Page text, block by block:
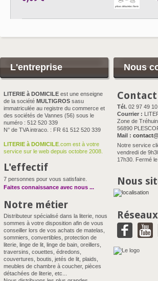
L'entreprise
LITERIE à DOMICILE est une enseigne
de la société MULTIGROS sasu
immatriculée au registre du commerce et
des sociétés de Vannes (56) sous le
numéro : 512 520 339
N° de TVA intraco. : FR 61 512 520 339
LITERIE à DOMICILE .com est à votre
service sur le web depuis octobre 2008.
L'effectif
7 personnes pour vous satisfaire.
Faites connaissance avec nous ...
Notre métier
Distributeur spécialisé dans la literie, nous
sommes à votre disposition afin de vous
conseiller lors de vos achats de matelas,
sommiers, convertibles, protection de
literie, linge de lit, linge de bain, oreillers,
traversins, couettes, édredons,
couvertures, boutis, jetés de lit, plaids,
meubles de chambre à coucher, pièces
détachées de literie, etc...
Nous
Contact
Tél. 02 97 49
Courrier :
Zone de
56890
Mail :
Notre service
vendredi de
17h30. Fermé
Nous